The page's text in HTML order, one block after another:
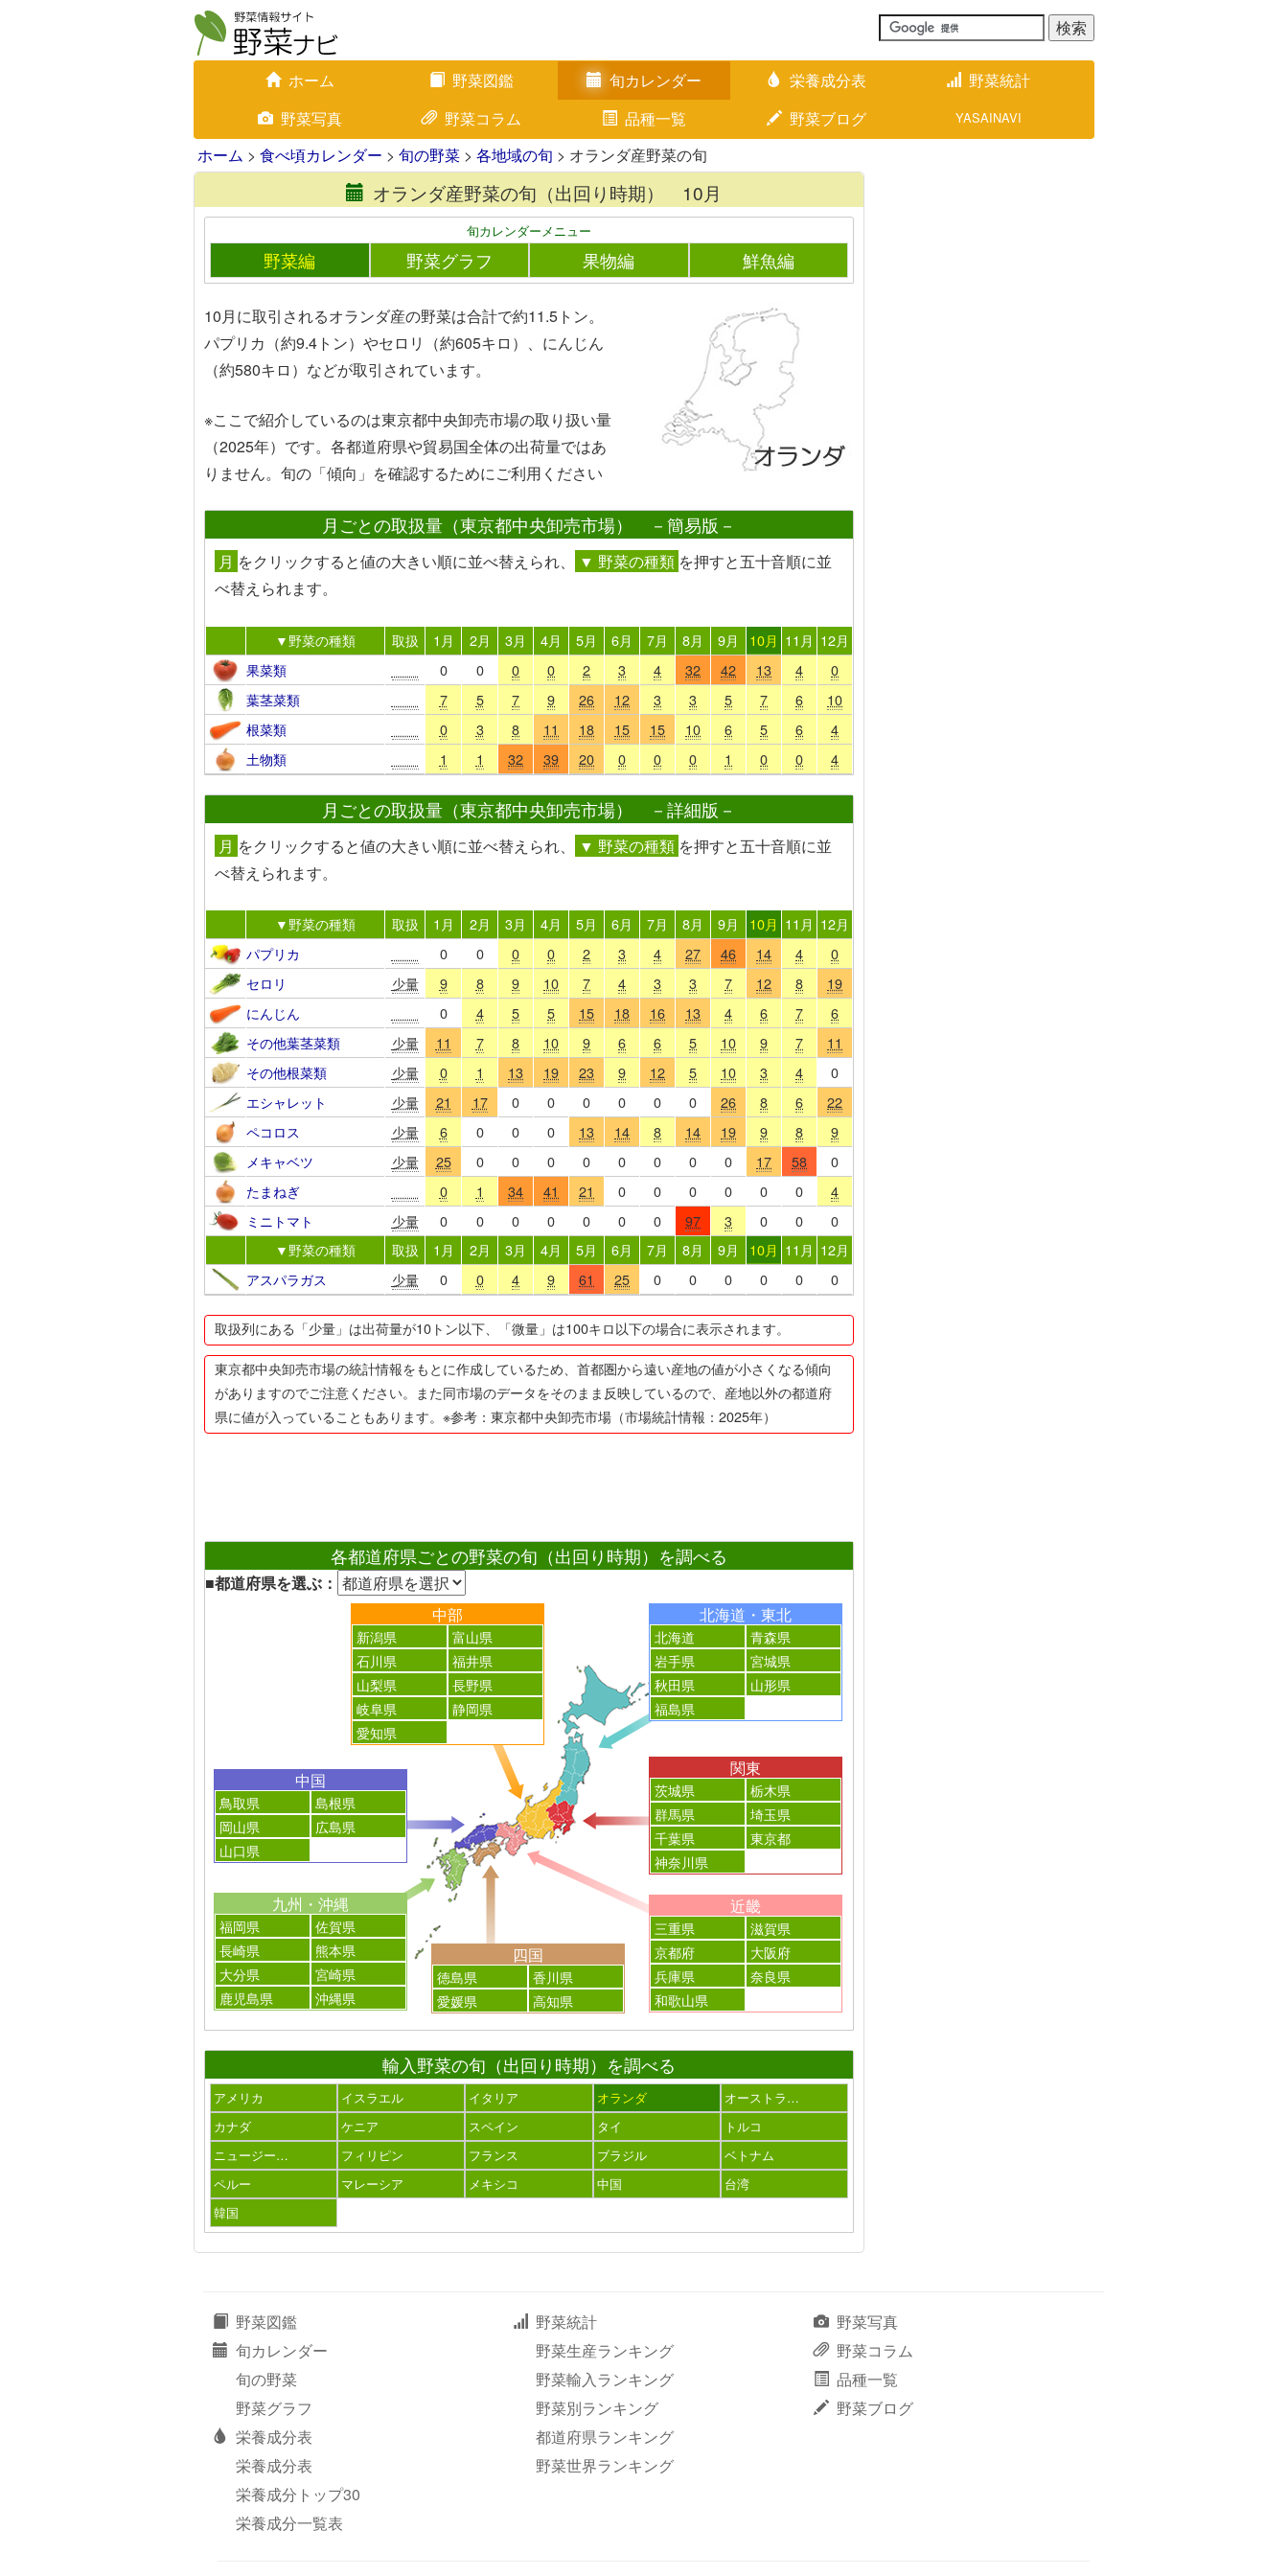
ホーム 野菜図鑑 旬カレンダー 栄養成分表
野菜統計
野菜写真
野菜コラム 品種一覧 野菜ブログ YASAINAVI
ホーム > 食べ頃カレンダー > 旬の野菜 > 各地域の旬 > オランダ産野菜の旬
オランダ産野菜の旬（出回り時期） 10月
旬カレンダーメニュー
野菜編 野菜グラフ 果物編 鮮魚編
10月に取引されるオランダ産の野菜は合計で約11.5トン。
パプリカ（約9.4トン）やセロリ（約605キロ）、にんじん
（約580キロ）などが取引されています。
※ここで紹介しているのは東京都中央卸売市場の取り扱い量
（2025年）です。各都道府県や貿易国全体の出荷量ではあ
りません。旬の「傾向」を確認するためにご利用ください
月ごとの取扱量（東京都中央卸売市場） －簡易版－
月 をクリックすると値の大きい順に並べ替えられ、 ▼ 野菜の種類 を押すと五十音順に並
べ替えられます。
▼野菜の種類 取扱 1月 2月 3月 4月 5月 6月 7月 8月 9月 10月 11月 12月
果菜類
0 0 0 0 2 3 4 32 42 13 4
0
葉茎菜類
7 5 7 9 26 12 3 3 5 7 6
10
根菜類
0 3 8 11 18 15 15 10 6 5 6
4
土物類
1 1 32 39 20 0 0 0 1 0 0 4
月ごとの取扱量（東京都中央卸売市場） －詳細版－
月 をクリックすると値の大きい順に並べ替えられ、 ▼ 野菜の種類 を押すと五十音順に並
べ替えられます。
▼野菜の種類 取扱 1月 2月 3月 4月 5月 6月 7月 8月 9月 10月 11月 12月
パプリカ
0 0 0 0 2 3 4 27 46 14 4
0
セロリ
少量 9 8 9 10 7 4 3 3 7 12 8
19
にんじん
0 4 5 5 15 18 16 13 4 6 7
6
その他葉茎菜類
少量 11 7 8 10 9 6 6 5 10 9 7
11
その他根菜類
少量 0 1 13 19 23 9 12 5 10 3 4
0
エシャレット
少量 21 17 0 0 0 0 0 0 26 8 6
22
ペコロス
少量 6 0 0 0 13 14 8 14 19 9 8
9
メキャベツ
少量 25 0 0 0 0 0 0 0 0 17 58
0
たまねぎ
0 1 34 41 21 0 0 0 0 0 0
4
ミニトマト
少量 0 0 0 0 0 0 0 97 3 0 0
0
▼野菜の種類
取扱 1月 2月 3月 4月 5月 6月 7月 8月 9月 10月 11月 12月
アスパラガス
少量 0 0 4 9 61 25 0 0 0 0 0 0
取扱列にある「少量」は出荷量が10トン以下、「微量」は100キロ以下の場合に表示されます。
東京都中央卸売市場の統計情報をもとに作成しているため、首都圏から遠い産地の値が小さくなる傾向
がありますのでご注意ください。また同市場のデータをそのまま反映しているので、産地以外の都道府
県に値が入っていることもあります。※参考：東京都中央卸売市場（市場統計情報：2025年）
各都道府県ごとの野菜の旬（出回り時期）を調べる
■都道府県を選ぶ：
北海道・東北
北海道
青森県
岩手県
宮城県
秋田県
山形県
福島県
関東
茨城県
栃木県
群馬県
埼玉県
千葉県
東京都
神奈川県
中部
新潟県
富山県
石川県
福井県
山梨県
長野県
岐阜県
静岡県
愛知県
近畿
三重県
滋賀県
京都府
大阪府
兵庫県
奈良県
和歌山県
中国
鳥取県
島根県
岡山県
広島県
山口県
四国
徳島県
香川県
愛媛県
高知県
九州・沖縄
福岡県
佐賀県
長崎県
熊本県
大分県
宮崎県
鹿児島県
沖縄県
輸入野菜の旬（出回り時期）を調べる
アメリカ イスラエル イタリア オランダ
オーストラ…
カナダ
ケニア スペイン タイ
トルコ
ニュージー…
フィリピン フランス ブラジル
ベトナム
ペルー
マレーシア メキシコ 中国
台湾
韓国
野菜図鑑
旬カレンダー
旬の野菜
野菜グラフ
栄養成分表
栄養成分表
栄養成分トップ30
栄養成分一覧表
野菜統計
野菜生産ランキング
野菜輸入ランキング
野菜別ランキング
都道府県ランキング
野菜世界ランキング
野菜写真
野菜コラム
品種一覧
野菜ブログ